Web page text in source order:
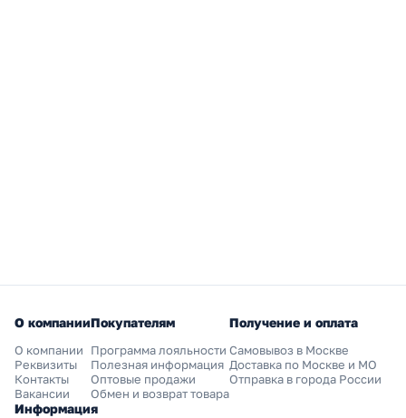
О компании
О компании
Реквизиты
Контакты
Вакансии
Покупателям
Программа лояльности
Полезная информация
Оптовые продажи
Обмен и возврат товара
Получение и оплата
Самовывоз в Москве
Доставка по Москве и МО
Отправка в города России
Информация